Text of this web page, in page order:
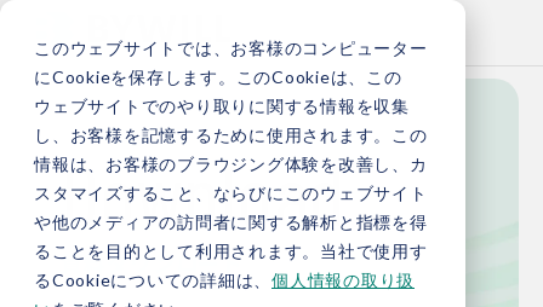
このウェブサイトでは、お客様のコンピューター
にCookieを保存します。このCookieは、この
ウェブサイトでのやり取りに関する情報を収集
し、お客様を記憶するために使用されます。この
情報は、お客様のブラウジング体験を改善し、カ
スタマイズすること、ならびにこのウェブサイト
や他のメディアの訪問者に関する解析と指標を得
ることを目的として利用されます。当社で使用す
るCookieについての詳細は、 個人情報の取り扱
Download
資料ダウンロード